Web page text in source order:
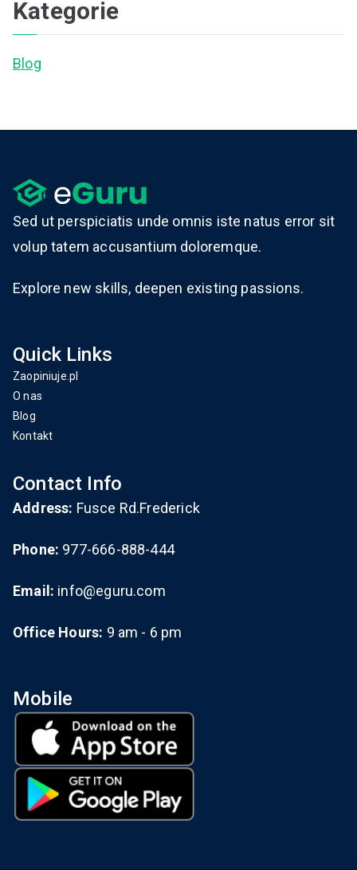
Kategorie
Blog
Sed ut perspiciatis unde omnis iste natus error sit
volup tatem accusantium doloremque.
Explore new skills, deepen existing passions.
Quick Links
Zaopiniuje.pl
O nas
Blog
Kontakt
Contact Info
Address: Fusce Rd.Frederick
Phone: 977-666-888-444
Email: info@eguru.com
Office Hours: 9 am - 6 pm
Mobile